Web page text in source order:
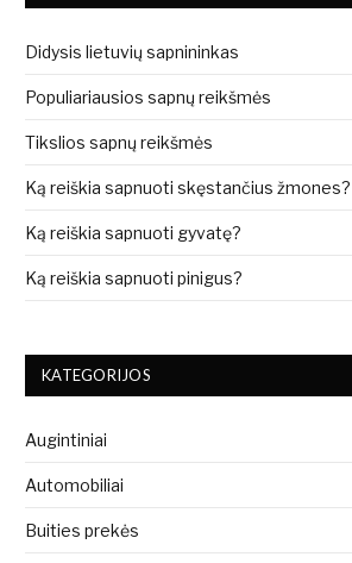
Didysis lietuvių sapnininkas
Populiariausios sapnų reikšmės
Tikslios sapnų reikšmės
Ką reiškia sapnuoti skęstančius žmones?
Ką reiškia sapnuoti gyvatę?
Ką reiškia sapnuoti pinigus?
KATEGORIJOS
Augintiniai
Automobiliai
Buities prekės